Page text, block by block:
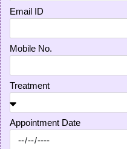
Email ID
Mobile No.
Treatment
Appointment Date